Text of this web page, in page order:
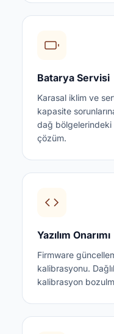
Batarya Servisi
Karasal iklim ve
kapasite
dağ bölgelerindeki
çözüm.
Yazılım Onarımı
Firmware
kalibrasyonu.
kalibrasyon